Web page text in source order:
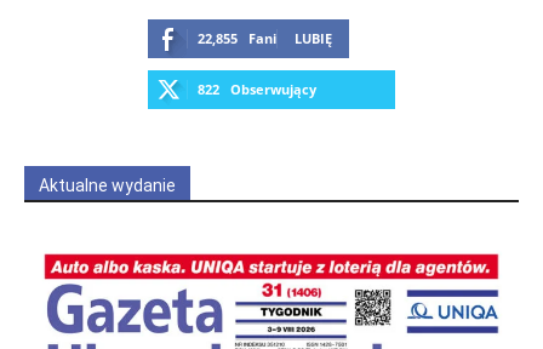
22,855 Fani LUBIĘ
822 Obserwujący
Aktualne wydanie